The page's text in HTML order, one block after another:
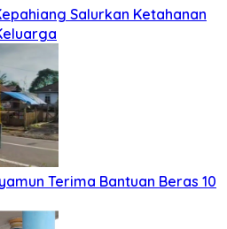
Salurkan Ketahanan
Terima Bantuan Beras 10